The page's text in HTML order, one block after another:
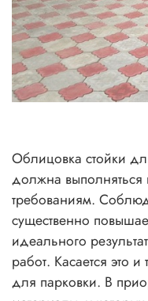
Облицовка стойки
должна
требованиям.
существенно
идеального
работ. Касается это
для парковки. В